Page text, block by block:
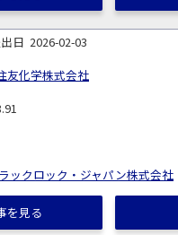
2026-02-03
友化学株式会社
ックロック・ジャパン株式会社
を見る